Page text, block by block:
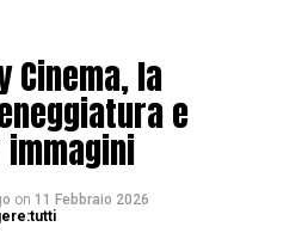
Cinema, la
e
on 11 Febbraio 2026